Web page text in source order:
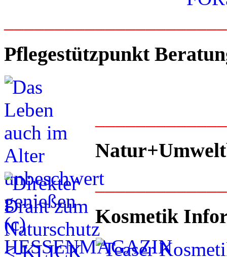
Pflegestützpunkt
Kosmetik